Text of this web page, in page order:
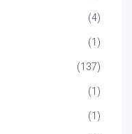
(4)
(1)
(137)
(1)
(1)